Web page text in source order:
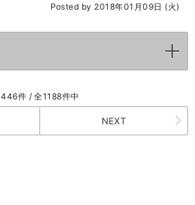
Posted by 2018年01月09日 (火)
446件 / 全1188件中
NEXT